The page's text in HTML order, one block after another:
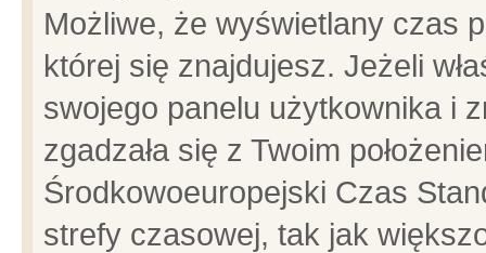
Możliwe, że wyświetlany czas
której się znajdujesz. Jeżeli
swojego panelu użytkownika i
zgadzała się z Twoim
Środkowoeuropejski Czas
strefy czasowej, tak jak